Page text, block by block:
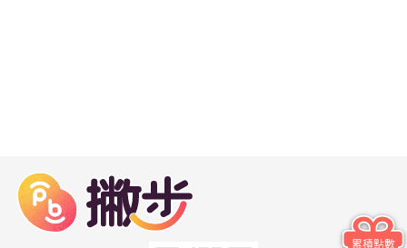
累積點數